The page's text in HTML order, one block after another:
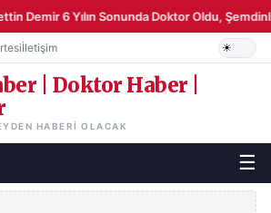
Demir 6 Yılın Sonunda Doktor Oldu,
İletişim
| Doktor Haber |
HABERI OLACAK
☰